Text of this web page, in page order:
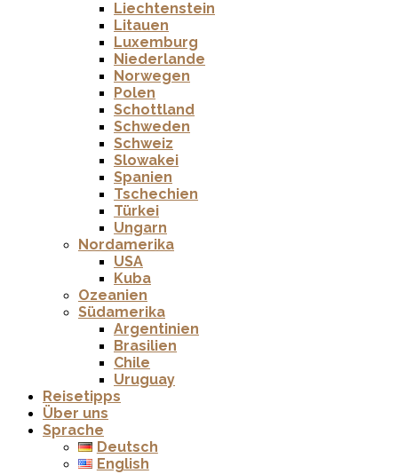
Liechtenstein
Litauen
Luxemburg
Niederlande
Norwegen
Polen
Schottland
Schweden
Schweiz
Slowakei
Spanien
Tschechien
Türkei
Ungarn
Nordamerika
USA
Kuba
Ozeanien
Südamerika
Argentinien
Brasilien
Chile
Uruguay
Reisetipps
Über uns
Sprache
Deutsch
English